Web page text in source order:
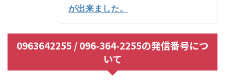
が出来ました。
0963642255 / 096-364-2255の発信番号につ
いて